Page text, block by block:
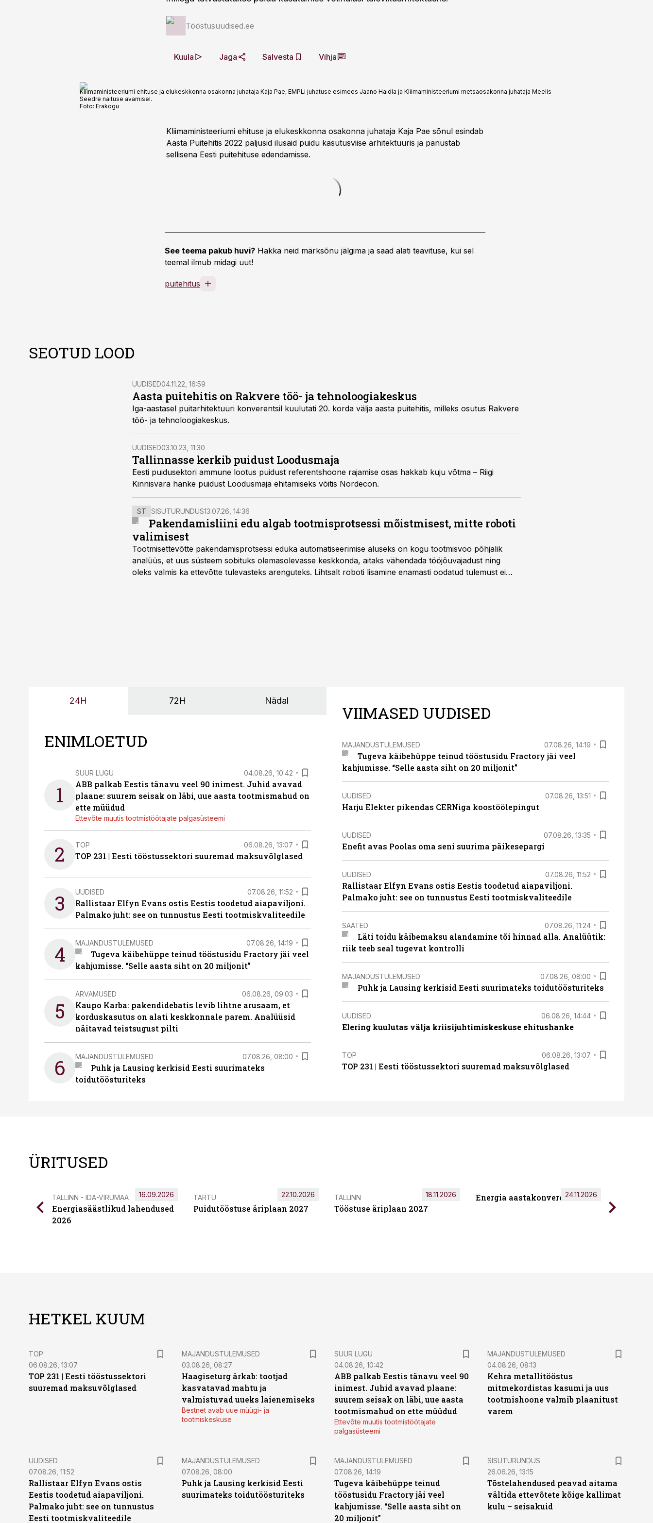
Tööstusuudised.ee
Kuula Jaga Salvesta Vihja
Kliimaministeeriumi ehituse ja elukeskkonna osakonna juhataja Kaja Pae, EMPLi juhatuse esimees Jaano Haidla ja Kliimaministeeriumi metsaosakonna juhataja Meelis
Seedre näituse avamisel.
Foto: Erakogu
Kliimaministeeriumi ehituse ja elukeskkonna osakonna juhataja Kaja Pae sõnul esindab
Aasta Puitehitis 2022 paljusid ilusaid puidu kasutusviise arhitektuuris ja panustab
sellisena Eesti puitehituse edendamisse.
See teema pakub huvi? Hakka neid märksõnu jälgima ja saad alati teavituse, kui sel
teemal ilmub midagi uut!
puitehitus
SEOTUD LOOD
UUDISED04.11.22, 16:59
Aasta puitehitis on Rakvere töö- ja tehnoloogiakeskus
Iga-aastasel puitarhitektuuri konverentsil kuulutati 20. korda välja aasta puitehitis, milleks osutus Rakvere
töö- ja tehnoloogiakeskus.
UUDISED03.10.23, 11:30
Tallinnasse kerkib puidust Loodusmaja
Eesti puidusektori ammune lootus puidust referentshoone rajamise osas hakkab kuju võtma – Riigi
Kinnisvara hanke puidust Loodusmaja ehitamiseks võitis Nordecon.
ST SISUTURUNDUS13.07.26, 14:36
Pakendamisliini edu algab tootmisprotsessi mõistmisest, mitte roboti
valimisest
Tootmisettevõtte pakendamisprotsessi eduka automatiseerimise aluseks on kogu tootmisvoo põhjalik
analüüs, et uus süsteem sobituks olemasolevasse keskkonda, aitaks vähendada tööjõuvajadust ning
oleks valmis ka ettevõtte tulevasteks arenguteks. Lihtsalt roboti lisamine enamasti oodatud tulemust ei
24H 72H Nädal
ENIMLOETUD
1
SUUR LUGU 04.08.26, 10:42
ABB palkab Eestis tänavu veel 90 inimest. Juhid avavad
plaane: suurem seisak on läbi, uue aasta tootmismahud on
ette müüdud
Ettevõte muutis tootmistöötajate palgasüsteemi
2 TOP 06.08.26, 13:07
TOP 231 | Eesti tööstussektori suuremad maksuvõlglased
3 UUDISED 07.08.26, 11:52
Rallistaar Elfyn Evans ostis Eestis toodetud aiapaviljoni.
Palmako juht: see on tunnustus Eesti tootmiskvaliteedile
4 MAJANDUSTULEMUSED 07.08.26, 14:19
Tugeva käibehüppe teinud tööstusidu Fractory jäi veel
kahjumisse. “Selle aasta siht on 20 miljonit”
5
ARVAMUSED 06.08.26, 09:03
Kaupo Karba: pakendidebatis levib lihtne arusaam, et
korduskasutus on alati keskkonnale parem. Analüüsid
näitavad teistsugust pilti
6 MAJANDUSTULEMUSED 07.08.26, 08:00
Puhk ja Lausing kerkisid Eesti suurimateks
toidutöösturiteks
VIIMASED UUDISED
MAJANDUSTULEMUSED 07.08.26, 14:19
Tugeva käibehüppe teinud tööstusidu Fractory jäi veel
kahjumisse. “Selle aasta siht on 20 miljonit”
UUDISED 07.08.26, 13:51
Harju Elekter pikendas CERNiga koostöölepingut
UUDISED 07.08.26, 13:35
Enefit avas Poolas oma seni suurima päikesepargi
UUDISED 07.08.26, 11:52
Rallistaar Elfyn Evans ostis Eestis toodetud aiapaviljoni.
Palmako juht: see on tunnustus Eesti tootmiskvaliteedile
SAATED 07.08.26, 11:24
Läti toidu käibemaksu alandamine tõi hinnad alla. Analüütik:
riik teeb seal tugevat kontrolli
MAJANDUSTULEMUSED 07.08.26, 08:00
Puhk ja Lausing kerkisid Eesti suurimateks toidutöösturiteks
UUDISED 06.08.26, 14:44
Elering kuulutas välja kriisijuhtimiskeskuse ehitushanke
TOP 06.08.26, 13:07
TOP 231 | Eesti tööstussektori suuremad maksuvõlglased
ÜRITUSED
TALLINN - IDA-VIRUMAA
Energiasäästlikud lahendused
2026
16.09.2026 TARTU
Puidutööstuse äriplaan 2027
22.10.2026 TALLINN
Tööstuse äriplaan 2027
18.11.2026 Energia aastakonverents 2026
24.11.2026
HETKEL KUUM
TOP
06.08.26, 13:07
TOP 231 | Eesti tööstussektori
suuremad maksuvõlglased
MAJANDUSTULEMUSED
03.08.26, 08:27
Haagiseturg ärkab: tootjad
kasvatavad mahtu ja
valmistuvad uueks laienemiseks
Bestnet avab uue müügi- ja
tootmiskeskuse
SUUR LUGU
04.08.26, 10:42
ABB palkab Eestis tänavu veel 90
inimest. Juhid avavad plaane:
suurem seisak on läbi, uue aasta
tootmismahud on ette müüdud
Ettevõte muutis tootmistöötajate
palgasüsteemi
MAJANDUSTULEMUSED
04.08.26, 08:13
Kehra metallitööstus
mitmekordistas kasumi ja uus
tootmishoone valmib plaanitust
varem
UUDISED
07.08.26, 11:52
Rallistaar Elfyn Evans ostis
Eestis toodetud aiapaviljoni.
Palmako juht: see on tunnustus
Eesti tootmiskvaliteedile
MAJANDUSTULEMUSED
07.08.26, 08:00
Puhk ja Lausing kerkisid Eesti
suurimateks toidutöösturiteks
MAJANDUSTULEMUSED
07.08.26, 14:19
Tugeva käibehüppe teinud
tööstusidu Fractory jäi veel
kahjumisse. “Selle aasta siht on
20 miljonit”
ST
SISUTURUNDUS
26.06.26, 13:15
Tõstelahendused peavad aitama
vältida ettevõtete kõige kallimat
kulu – seisakuid